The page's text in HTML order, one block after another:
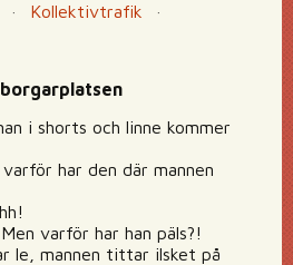
· Kollektivtrafik
·
i shorts och linne kommer
har den där mannen
varför har han päls?!
le, mannen tittar ilsket på